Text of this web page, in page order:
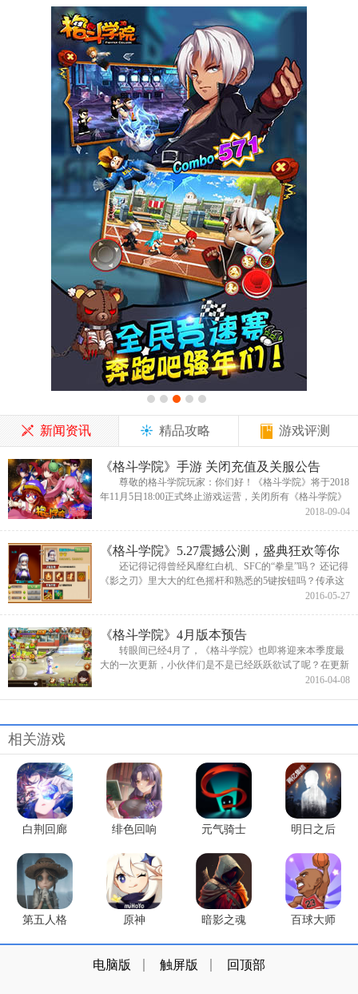
新闻资讯 精品攻略 游戏评测
《格斗学院》手游 关闭充值及关服公告
尊敬的格斗学院玩家：你们好！《格斗学院》将于2018
年11月5日18:00正式终止游戏运营，关闭所有《格斗学院》
服务器以及充值入口，游戏关服后玩家将无法继续登录游
2018-09-04
《格斗学院》5.27震撼公测，盛典狂欢等你
High
还记得记得曾经风靡红白机、SFC的“拳皇”吗？ 还记得
《影之刃》里大大的红色摇杆和熟悉的5键按钮吗？传承这
一切的首款3D搞笑无厘头创始之作《格斗学院》将在5月27
2016-05-27
《格斗学院》4月版本预告
转眼间已经4月了，《格斗学院》也即将迎来本季度最
大的一次更新，小伙伴们是不是已经跃跃欲试了呢？在更新
之前就先让我带领大家看看都更新了哪些内容吧！【试炼
2016-04-08
相关游戏
白荆回廊 绯色回响 元气骑士 明日之后
第五人格 原神 暗影之魂 百球大师
电脑版 触屏版 回顶部